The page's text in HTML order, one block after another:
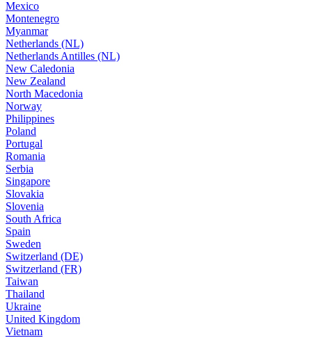
Mexico
Montenegro
Myanmar
Netherlands (NL)
Netherlands Antilles (NL)
New Caledonia
New Zealand
North Macedonia
Norway
Philippines
Poland
Portugal
Romania
Serbia
Singapore
Slovakia
Slovenia
South Africa
Spain
Sweden
Switzerland (DE)
Switzerland (FR)
Taiwan
Thailand
Ukraine
United Kingdom
Vietnam